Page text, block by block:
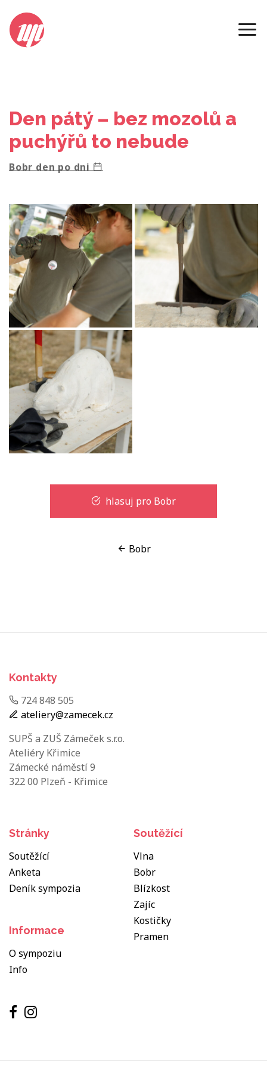
Den pátý – bez mozolů a
puchýřů to nebude
Bobr den po dni
hlasuj pro Bobr
Bobr
Kontakty
724 848 505
ateliery@zamecek.cz
SUPŠ a ZUŠ Zámeček s.r.o.
Ateliéry Křimice
Zámecké náměstí 9
322 00 Plzeň - Křimice
Stránky
Soutěžící
Anketa
Deník sympozia
Informace
O sympoziu
Info
Soutěžící
Vlna
Bobr
Blízkost
Zajíc
Kostičky
Pramen